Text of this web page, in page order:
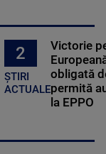
2
ȘTIRI
ACTUALE
Victorie
obligată
permită
la EPPO